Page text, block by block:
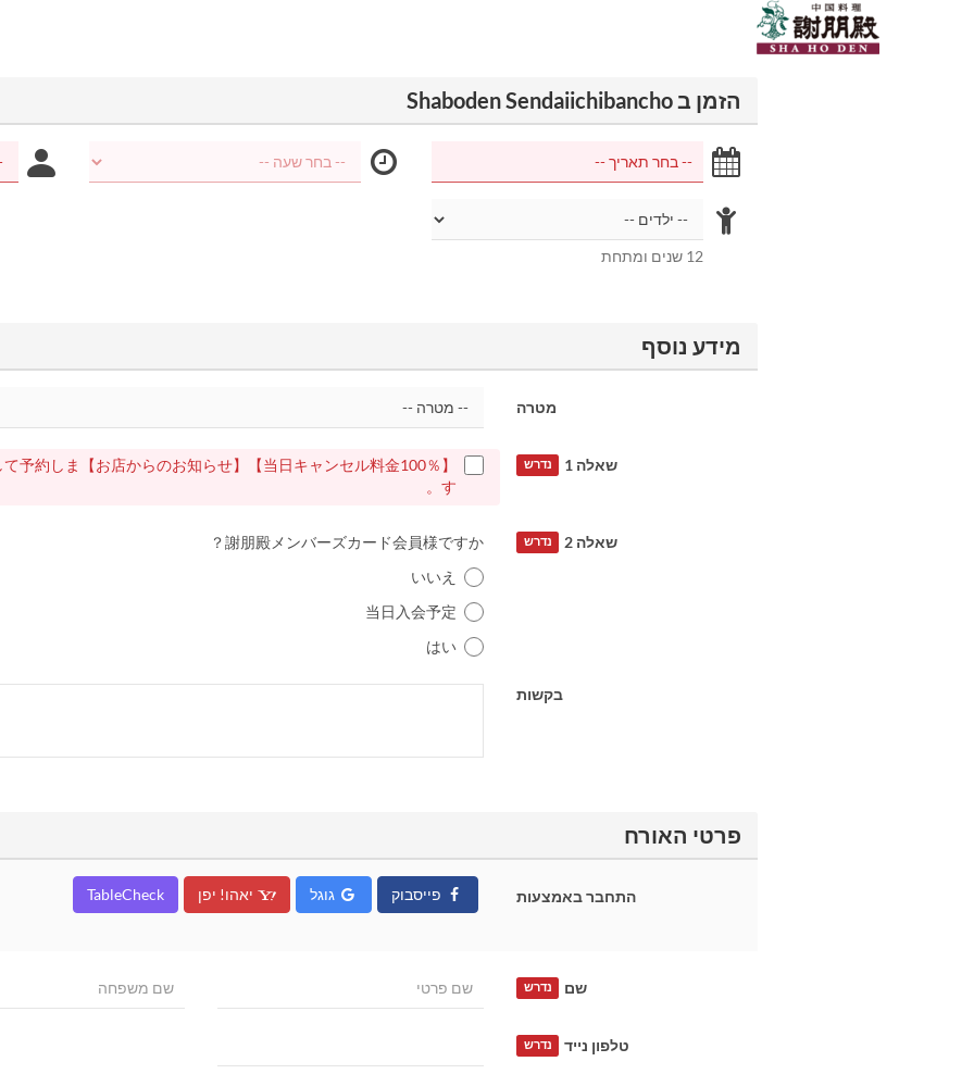
הזמן ב Shaboden Sendaiichibancho
12 שנים ומתחת
מידע נוסף
מטרה
שאלה 1 נדרש
知らせ】を読み同意して予約しま
す。
שאלה 2 נדרש
謝朋殿メンバーズカード会員様ですか？
いいえ
当日入会予定
はい
בקשות
פרטי האורח
התחבר באמצעות פייסבוק גוגל יאהו! יפן TableCheck
שם נדרש
טלפון נייד נדרש